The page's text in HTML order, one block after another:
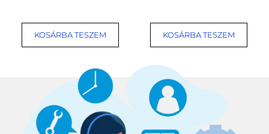
KOSÁRBA TESZEM KOSÁRBA TESZEM